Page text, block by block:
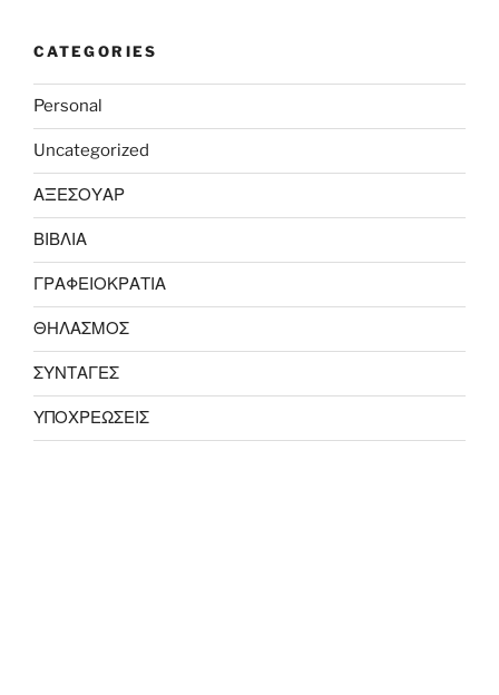
CATEGORIES
Personal
Uncategorized
ΑΞΕΣΟΥΑΡ
ΒΙΒΛΙΑ
ΓΡΑΦΕΙΟΚΡΑΤΙΑ
ΘΗΛΑΣΜΟΣ
ΣΥΝΤΑΓΕΣ
ΥΠΟΧΡΕΩΣΕΙΣ